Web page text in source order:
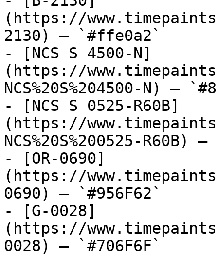
(https://
2130) — `#ffe0a2`
- [NCS S 4500-N]
(https://
NCS%20S%204500-N) —
- [NCS S 0525-R60B]
(https://
NCS%20S%200525-R60B)
- [OR-0690]
(https://
0690) — `#956F62`
- [G-0028]
(https://
0028) — `#706F6F`